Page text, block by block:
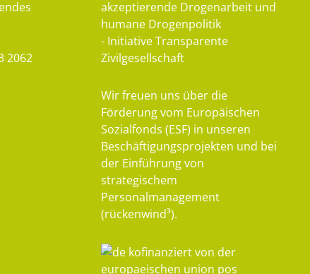
2062
akzeptierende Drogenarbeit und
humane Drogenpolitik
- Initiative Transparente
Zivilgesellschaft
Wir freuen uns über die
Förderung vom Europäischen
Sozialfonds (ESF) in unseren
Beschäftigungsprojekten und bei
der Einführung von
strategischem
Personalmanagement
(rückenwind³).